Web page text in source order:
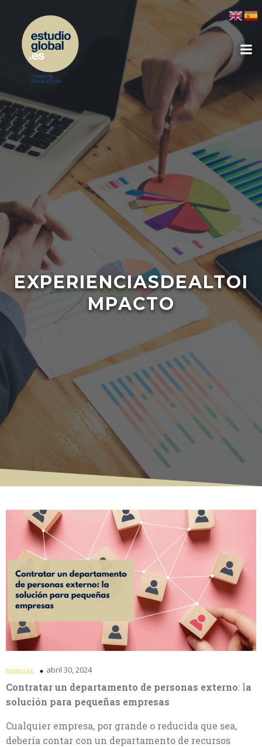
EXPERIENCIASDEALTOI
MPACTO
Noticias abril 30, 2024
Contratar un departamento de personas externo: la
solución para pequeñas empresas
Cualquier empresa, por grande o reducida que sea,
debería contar con un departamento de recursos